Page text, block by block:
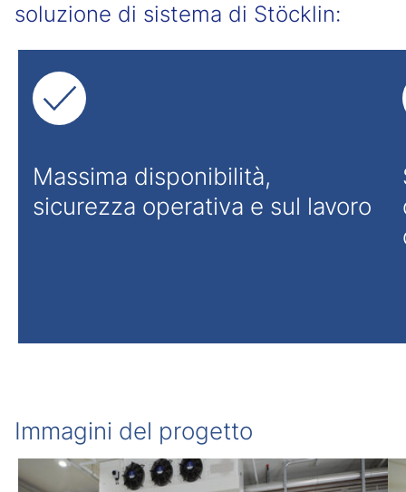
soluzione di sistema di Stöcklin:
Massima disponibilità,
sicurezza operativa e sul lavoro
Immagini del progetto